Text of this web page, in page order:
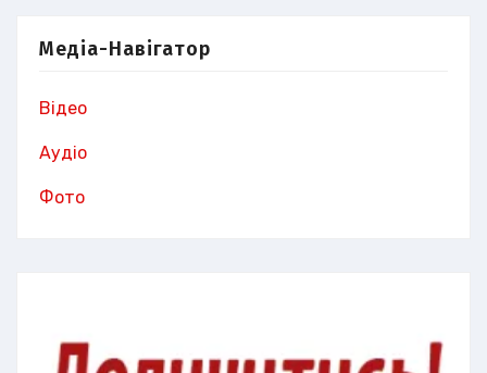
Медіа-Навігатор
Відео
Аудіо
Фото